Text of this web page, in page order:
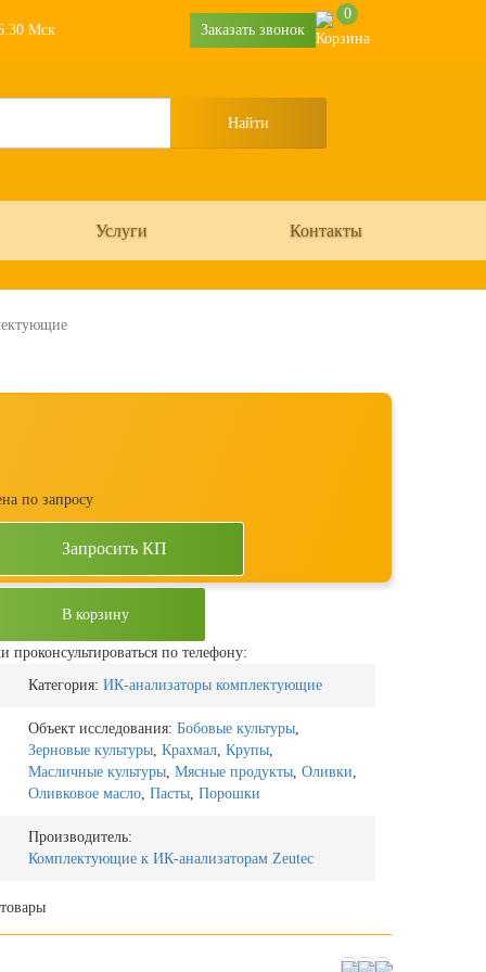
Мск Заказать звонок
0
Услуги Контакты
по запросу
Запросить КП
В корзину
проконсультироваться по телефону:
Категория: ИК-анализаторы комплектующие
Объект исследования: Бобовые культуры,
Зерновые культуры, Крахмал, Крупы,
Масличные культуры, Мясные продукты, Оливки,
Оливковое масло, Пасты, Порошки
Производитель:
Комплектующие к ИК-анализаторам Zeutec